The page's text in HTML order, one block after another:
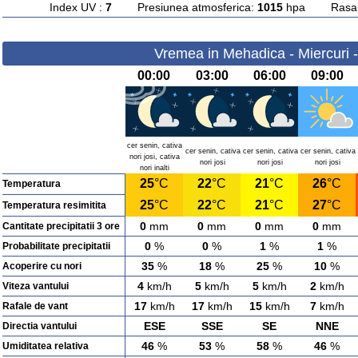
Index UV : 7Presiunea atmosferica: 1015hpa
Vremea in Mehadica - Miercuri
00:00 03:00 06:00 09:00
cer senin, cativa
nori josi, cativa
nori inalti
cer senin, cativa
nori josi
cer senin, cativa
nori josi
cer senin, cativa
nori josi
Temperatura 25°C 22°C 21°C 26°C
Temperatura resimitita 25°C 22°C 21°C 27°C
Cantitate precipitatii 3 ore 0 mm 0 mm 0 mm 0 mm
Probabilitate precipitatii 0 % 0 % 1 % 1 %
Acoperire cu nori 35 % 18 % 25 % 10 %
Viteza vantului 4km/h 5km/h 5km/h 2km/h
Rafale de vant 17km/h 17km/h 15km/h 7km/h
Directia vantului ESE SSE SE NNE
Umiditatea relativa 46 % 53 % 58 % 46 %